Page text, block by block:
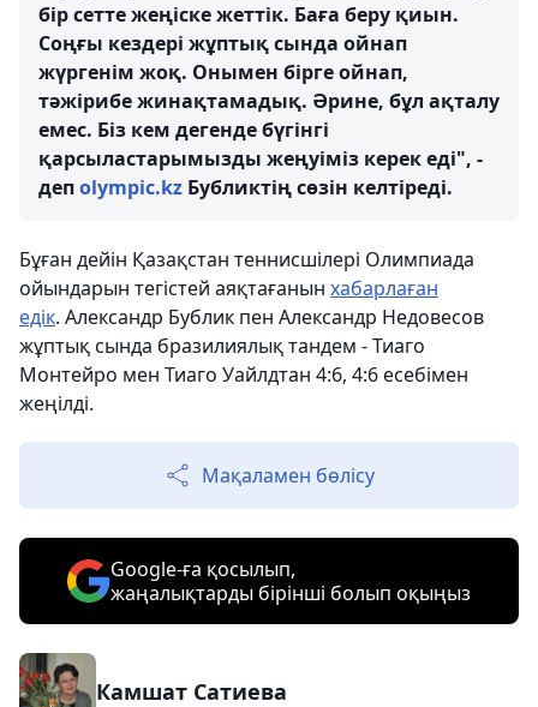
бір сетте жеңіске жеттік. Баға беру қиын.
Соңғы кездері жұптық сында ойнап
жүргенім жоқ. Онымен бірге ойнап,
тәжірибе жинақтамадық. Әрине, бұл ақталу
емес. Біз кем дегенде бүгінгі
қарсыластарымызды жеңуіміз керек еді", -
депolympic.kz Бубликтің сөзін келтіреді.
Бұған дейін Қазақстан теннисшілері Олимпиада
ойындарын тегістей аяқтағанын хабарлаған
едік. Александр Бублик пен Александр Недовесов
жұптық сында бразилиялық тандем - Тиаго
Монтейро мен Тиаго Уайлдтан 4:6, 4:6 есебімен
жеңілді.
Мақаламен бөлісу
Google-ға қосылып,
жаңалықтарды бірінші болып оқыңыз
Камшат Сатиева